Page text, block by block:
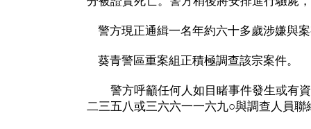
警方現正通緝一名年約六十多歲涉嫌與
葵青警區重案組正積極調查該宗案件。
警方呼籲任何人如目睹事件發生或有
二三五八或三六六一一六九○與調查人員聯